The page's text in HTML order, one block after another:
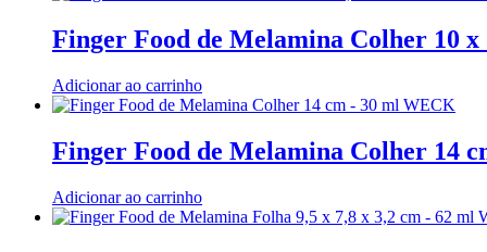
Finger Food de Melamina Colher 10
Adicionar ao carrinho
Finger Food de Melamina Colher 14
Adicionar ao carrinho